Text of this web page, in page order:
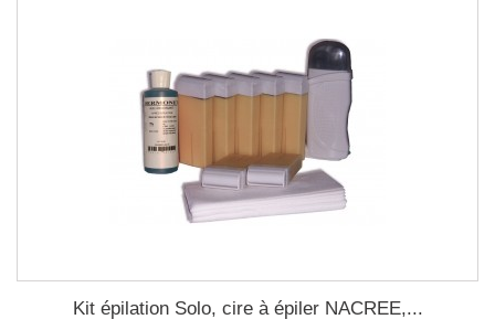
Kit épilation Solo, cire à épiler NACREE,...